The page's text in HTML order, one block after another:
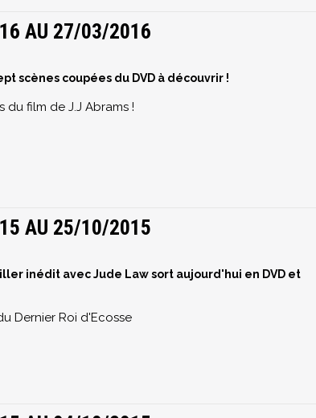
AU 27/03/2016
scènes coupées du DVD à découvrir !
du film de J.J Abrams !
AU 25/10/2015
inédit avec Jude Law sort aujourd'hui en DVD et
Dernier Roi d'Ecosse